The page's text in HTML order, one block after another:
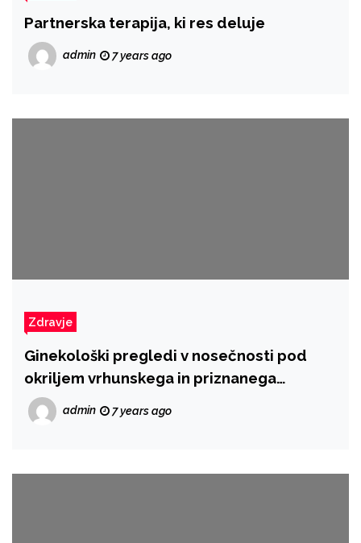
Partnerska terapija, ki res deluje
admin 7 years ago
Zdravje
Ginekološki pregledi v nosečnosti pod
okriljem vrhunskega in priznanega
ginekologa
admin 7 years ago